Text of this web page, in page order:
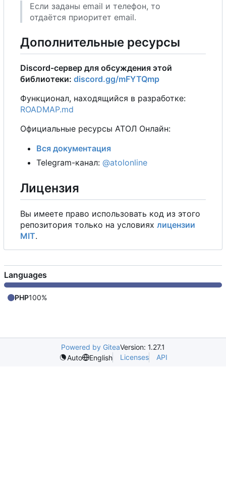
Если заданы email и телефон, то
отдаётся приоритет email.
Дополнительные ресурсы
Discord-сервер для обсуждения этой
библиотеки: discord.gg/mFYTQmp
Функционал, находящийся в разработке:
ROADMAP.md
Официальные ресурсы АТОЛ Онлайн:
Вся документация
Telegram-канал: @atolonline
Лицензия
Вы имеете право использовать код из этого
репозитория только на условиях лицензии
MIT.
Languages
PHP100%
Powered by GiteaVersion: 1.27.1
Auto
English Licenses API